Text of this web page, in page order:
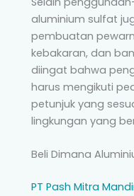
aluminium sulfat
pembuatan
kebakaran, dan
diingat bahwa
harus mengikuti
petunjuk yang
lingkungan yang
Beli Dimana
PT Pash Mitra